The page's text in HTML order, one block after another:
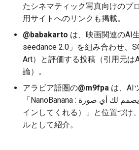
2025-11-25
2025-11-24
2025-11-23
2025-11-22
2025-11-21
2025-11-20
たシネマティック写真向けのプ
用サイトへのリンクも掲載。
@babakarto は、映画関連のAI
seedance 2.0」を組み合わせ、
Art）と評価する投稿（引用元は
論）。
アラビア語圏の@m9fpa は、AI
「NanoBanana : يصمم لك أي صورة（どんな画像もデザ
インしてくれる）」と位置づけ
ルとして紹介。